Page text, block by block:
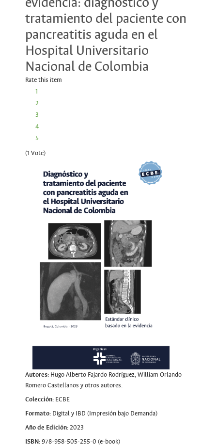
tratamiento del paciente con
pancreatitis aguda en el
Hospital Universitario
Nacional de Colombia
Rate this item
1
2
3
4
5
(1 Vote)
Autores:Hugo Alberto Fajardo Rodríguez, William Orlando
Romero Castellanos y otros autores.
Colección:ECBE
Formato: Digital y IBD (Impresión bajo Demanda)
Año de Edición:2023
ISBN:978-958-505-255-0 (e-book)